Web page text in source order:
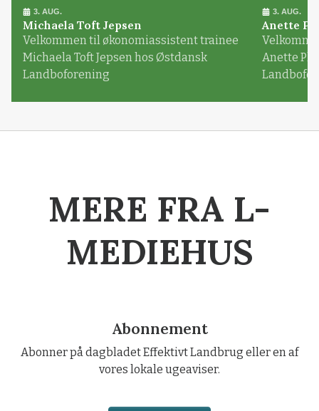
3. AUG.
Michaela Toft Jepsen
Velkommen til økonomiassistent trainee
Michaela Toft Jepsen hos Østdansk
Landboforening
3. AUG.
Anette
Anette
MERE FRA L-
MEDIEHUS
Abonnement
Abonner på dagbladet Effektivt Landbrug eller en af
vores lokale ugeaviser.